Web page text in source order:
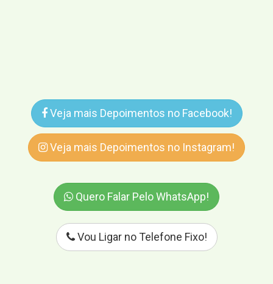
Veja mais Depoimentos no Facebook!
Veja mais Depoimentos no Instagram!
Quero Falar Pelo WhatsApp!
Vou Ligar no Telefone Fixo!